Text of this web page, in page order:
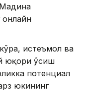
онлайн
истеъмол ва
юқори ўсиш
потенциал
юкининг